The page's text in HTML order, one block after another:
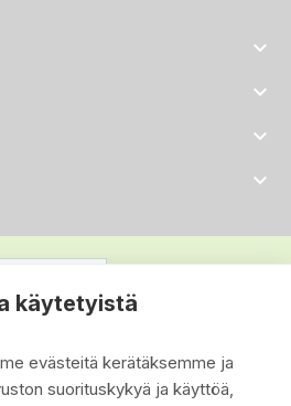
käytetyistä
evästeitä kerätäksemme ja
suorituskykyä ja käyttöä,



